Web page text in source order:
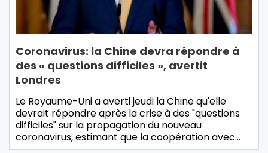
Coronavirus: la Chine devra répondre à
des « questions difficiles », avertit
Londres
Le Royaume-Uni a averti jeudi la Chine qu'elle
devrait répondre après la crise à des "questions
difficiles" sur la propagation du nouveau
coronavirus, estimant que la coopération avec…